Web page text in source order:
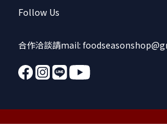
Follow Us
合作洽談請mail: